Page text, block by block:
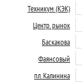
Техникум (КЭК)
Центр. рынок
Баскакова
Фаянсовый
пл. Калинина